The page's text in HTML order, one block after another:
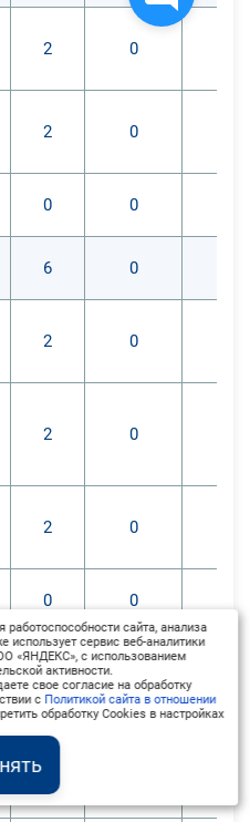
2 0
2 0
0 0
6 0
2 0
2 0
2 0
0 0
8 0
сайта, анализа
сервис веб-аналитики
«ЯНДЕКС», с использованием
активности.
свое согласие на обработку
с Политикой сайта в отношении
обработку Cookies в настройках